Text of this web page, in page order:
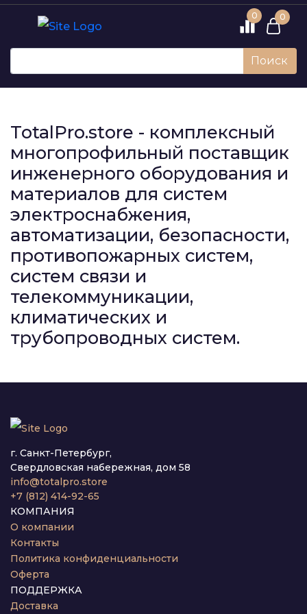
0 0
Поиск
TotalPro.store - комплексный
многопрофильный поставщик
инженерного оборудования и
материалов для систем
электроснабжения,
автоматизации, безопасности,
противопожарных систем,
систем связи и
телекоммуникации,
климатических и
трубопроводных систем.
г. Санкт-Петербург,
Свердловская набережная, дом 58
info@totalpro.store
+7 (812) 414-92-65
КОМПАНИЯ
О компании
Контакты
Политика конфиденциальности
Оферта
ПОДДЕРЖКА
Доставка